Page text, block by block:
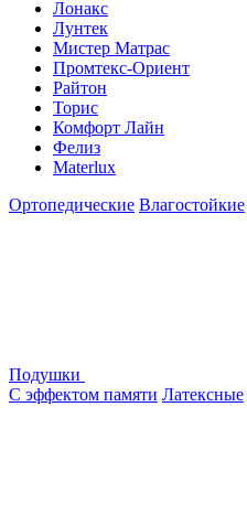
Лонакс
Лунтек
Мистер Матрас
Промтекс-Ориент
Райтон
Торис
Комфорт Лайн
Фелиз
Materlux
Ортопедические Влагостойкие
Подушки
С эффектом памяти Латексные